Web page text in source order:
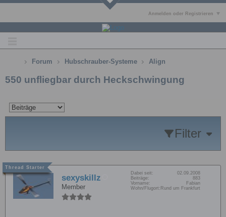
Anmelden oder Registrieren
Forum Hubschrauber-Systeme Align
550 unfliegbar durch Heckschwingung
Filter
sexyskillz
Member
Dabei seit:
02.09.2008
Beiträge:
883
Vorname:
Fabian
Wohn/Flugort: Rund um Frankfurt